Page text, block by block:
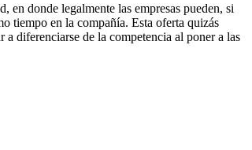
en donde legalmente las empresas pueden, si
tiempo en la compañía. Esta oferta quizás
diferenciarse de la competencia al poner a las